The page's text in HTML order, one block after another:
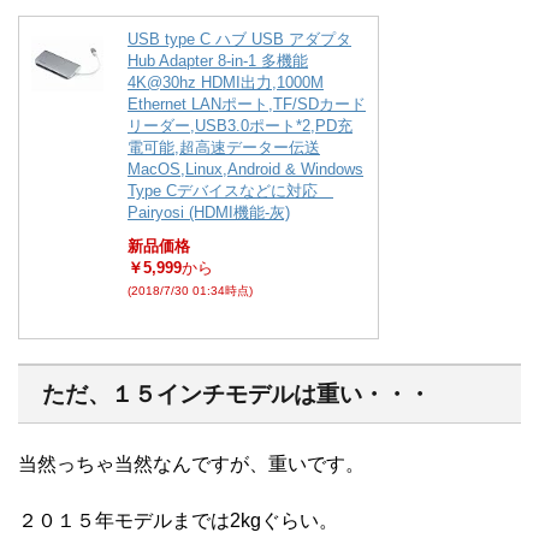
USB type C ハブ USB アダプタ
Hub Adapter 8-in-1 多機能
4K@30hz HDMI出力,1000M
Ethernet LANポート,TF/SDカード
リーダー,USB3.0ポート*2,PD充
電可能,超高速データー伝送
MacOS,Linux,Android & Windows
Type Cデバイスなどに対応
Pairyosi (HDMI機能-灰)
新品価格
￥5,999から
(2018/7/30 01:34時点)
ただ、１５インチモデルは重い・・・
当然っちゃ当然なんですが、重いです。
２０１５年モデルまでは2kgぐらい。